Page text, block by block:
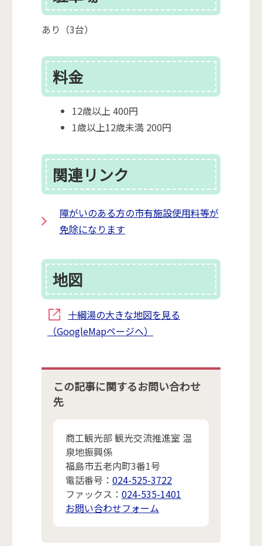
あり（3台）
料金
12歳以上 400円
1歳以上12歳未満 200円
関連リンク
障がいのある方の市有施設使用料等が
免除になります
地図
十綱湯の大きな地図を見る
（GoogleMapページへ）
この記事に関するお問い合わせ
先
商工観光部 観光交流推進室 温
泉地振興係
福島市五老内町3番1号
電話番号： 024-525-3722
ファックス： 024-535-1401
お問い合わせフォーム